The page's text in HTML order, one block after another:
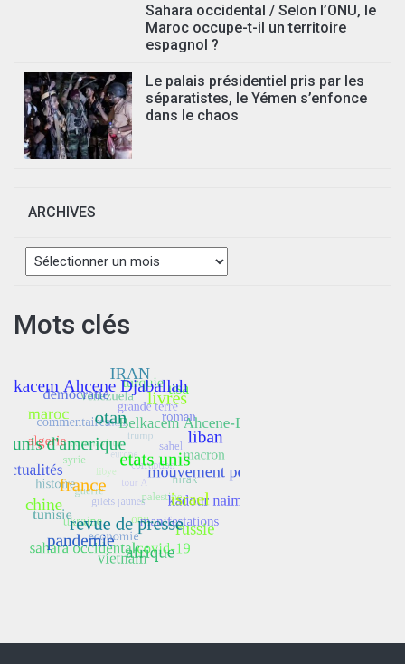
Sahara occidental / Selon l’ONU, le
Maroc occupe-t-il un territoire
espagnol ?
Le palais présidentiel pris par les
séparatistes, le Yémen s’enfonce
dans le chaos
ARCHIVES
Archives
Mots clés